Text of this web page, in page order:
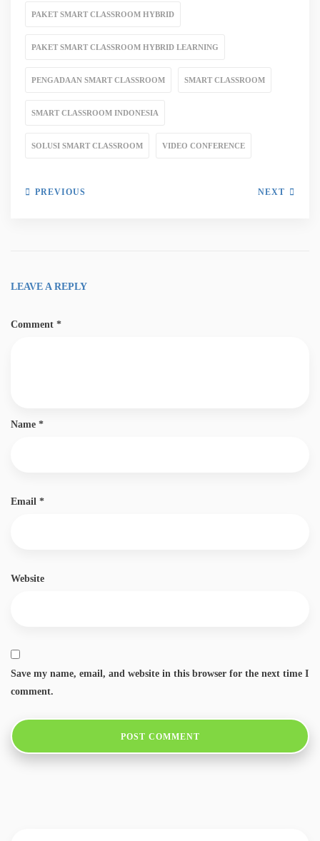
PAKET SMART CLASSROOM HYBRID
PAKET SMART CLASSROOM HYBRID LEARNING
PENGADAAN SMART CLASSROOM SMART CLASSROOM
SMART CLASSROOM INDONESIA
SOLUSI SMART CLASSROOM VIDEO CONFERENCE
PREVIOUS NEXT
LEAVE A REPLY
Comment *
Name *
Email *
Website
Save my name, email, and website in this browser for the next time I
comment.